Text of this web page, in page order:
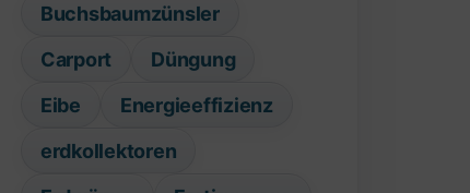
Buchsbaumzünsler
Carport
Düngung
Eibe
Energieeffizienz
erdkollektoren